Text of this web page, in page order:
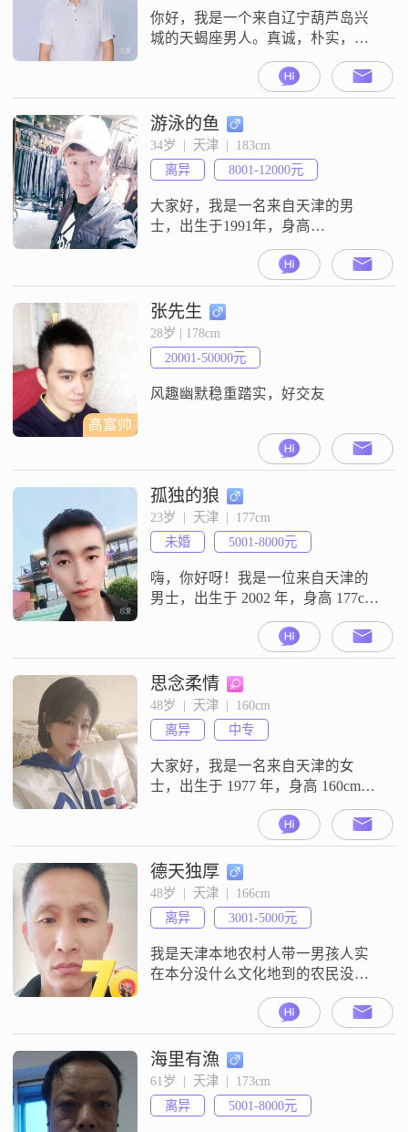
你好，我是一个来自辽宁葫芦岛兴
城的天蝎座男人。真诚，朴实，顾
家，孝顺，多愁善感是我的特性。
游泳的鱼
34岁  |  天津  |  183cm
离异
8001-12000元
大家好，我是一名来自天津的男
士，出生于1991年，身高
183cm##3002##我的月收入在8001到
12000元之间，目前从事一份稳定的
工作##3002##虽然我的学历是中
专，但我一直在努力提升自己，不
断学习新知识，以更好地适应社会
和工作的需求##3002##我性格稳重
可靠，外向健谈，喜欢与人交流
##3002##在日
高富帅
张先生
28岁 | 178cm
20001-50000元
风趣幽默稳重踏实，好交友
孤独的狼
23岁  |  天津  |  177cm
未婚
5001-8000元
嗨，你好呀！我是一位来自天津的
男士，出生于 2002 年，身高 177cm
呢##3002##我现在一个月能挣 5001 -
8000 元，在咱们这片儿也算努力打
拼着##3002##我这人没什么花里胡
哨的，就想找个人好好过日子
##3002##我特别喜欢有仪式感的东
西，比如纪念日的精心安排
##3002##我还爱摄影摄像，
思念柔情
48岁  |  天津  |  160cm
离异
中专
大家好，我是一名来自天津的女
士，出生于 1977 年，身高 160cm。
我的月收入在 3001 - 5000 元之间，
学历是中专。我性格温柔体贴，很
能理解他人的感受，在与人相处时
总是愿意站在对方的角度思考问
题。我喜欢享受当下的生活，用心
去感受每一个平凡日子里的小确
幸。无论是清晨的第一缕阳光，还
是傍晚的一杯热茶，都能让我
德天独厚
48岁  |  天津  |  166cm
离异
3001-5000元
我是天津本地农村人带一男孩人实
在本分没什么文化地到的农民没什
么本事就靠自己一双勤劳双手双脚
赚钱养家糊口能接受我的可以了解
一下介意的就绕行吧谢谢！
海里有漁
61岁  |  天津  |  173cm
离异
5001-8000元